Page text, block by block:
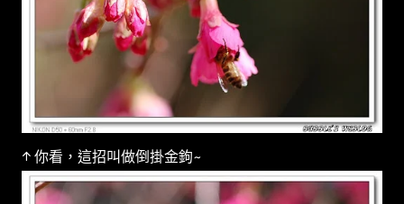
↑ 你看，這招叫做倒掛金鉤~